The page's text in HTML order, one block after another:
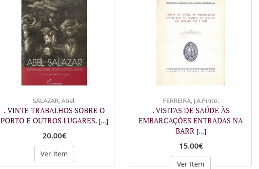
SALAZAR, Abel.
. VINTE TRABALHOS SOBRE O
PORTO E OUTROS LUGARES. [...]
20.00€
Ver Item
FERREIRA, J.A.Pinto.
. VISITAS DE SAÚDE ÀS
EMBARCAÇÕES ENTRADAS NA
BARR [...]
15.00€
Ver Item